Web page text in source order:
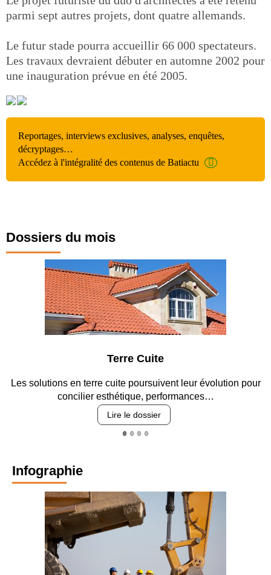
parmi sept autres projets, dont quatre allemands.
Le futur stade pourra accueillir 66 000 spectateurs.
Les travaux devraient débuter en automne 2002 pour
une inauguration prévue en été 2005.
Reportages, interviews exclusives, analyses, enquêtes,
décryptages…
Accédez à l'intégralité des contenus de Batiactu
Dossiers du mois
Terre Cuite
Les solutions en terre cuite poursuivent leur évolution pour
concilier esthétique, performances…
Lire le dossier
Infographie